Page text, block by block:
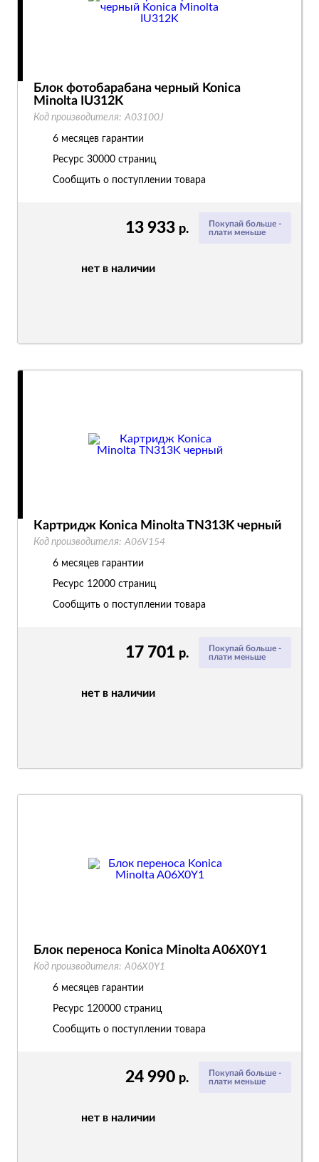
Покупай больше -
плати меньше
13 933 р.
нет в наличии
Блок фотобарабана черный Konica
Minolta IU312K
Код производителя: A03100J
6 месяцев гарантии
Ресурс 30000 страниц
Сообщить о поступлении товара
Покупай больше -
плати меньше
17 701 р.
нет в наличии
Картридж Konica Minolta TN313K черный
Код производителя: A06V154
6 месяцев гарантии
Ресурс 12000 страниц
Сообщить о поступлении товара
Покупай больше -
плати меньше
24 990 р.
нет в наличии
Блок переноса Konica Minolta A06X0Y1
Код производителя: A06X0Y1
6 месяцев гарантии
Ресурс 120000 страниц
Сообщить о поступлении товара